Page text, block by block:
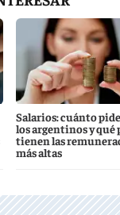
Salarios: cuánto
los argentinos y qué
tienen las
más altas